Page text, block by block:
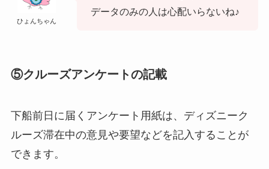
ひょんちゃん
データのみの人は心配いらないね♪
⑤クルーズアンケートの記載
下船前日に届くアンケート用紙は、ディズニーク
ルーズ滞在中の意見や要望などを記入することが
できます。